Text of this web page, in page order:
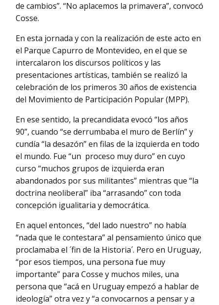
de cambios”. “No aplacemos la primavera”, convocó
Cosse.
En esta jornada y con la realización de este acto en
el Parque Capurro de Montevideo, en el que se
intercalaron los discursos políticos y las
presentaciones artísticas, también se realizó la
celebración de los primeros 30 años de existencia
del Movimiento de Participación Popular (MPP).
En ese sentido, la precandidata evocó “los años
90”, cuando “se derrumbaba el muro de Berlín” y
cundía “la desazón” en filas de la izquierda en todo
el mundo. Fue “un proceso muy duro” en cuyo
curso “muchos grupos de izquierda eran
abandonados por sus militantes” mientras que “la
doctrina neoliberal” iba “arrasando” con toda
concepción igualitaria y democrática.
En aquel entonces, “del lado nuestro” no había
“nada que le contestara” al pensamiento único que
proclamaba el ´fin de la Historia´. Pero en Uruguay,
“por esos tiempos, una persona fue muy
importante” para Cosse y muchos miles, una
persona que “acá en Uruguay empezó a hablar de
ideología” otra vez y “a convocarnos a pensar y a